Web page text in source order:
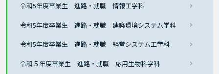
令和5年度卒業生 進路・就職 情報工学科
令和5年度卒業生 進路・就職 建築環境システム学科
令和5年度卒業生 進路・就職 経営システム工学科
令和５年度卒業生 進路・就職 応用生物科学科